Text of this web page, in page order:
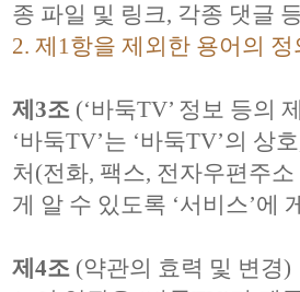
종 파일 및 링크, 각종 댓글
2. 제1항을 제외한 용어의
제3조 (‘바둑TV’ 정보 등의
‘바둑TV’는 ‘바둑TV’의 상
처(전화, 팩스, 전자우편주
게 알 수 있도록 ‘서비스’에
제4조 (약관의 효력 및 변경)